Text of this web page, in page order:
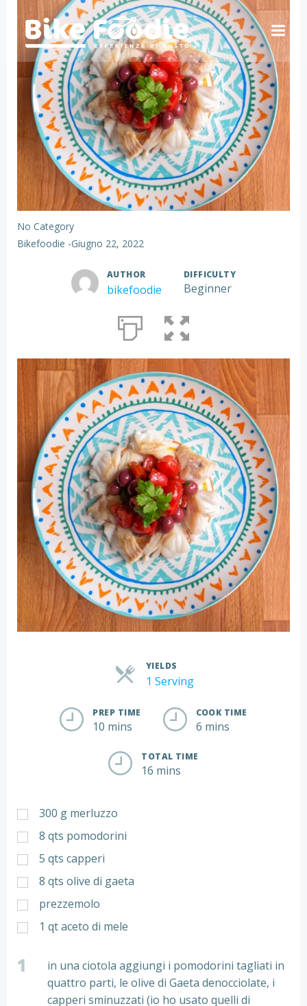
Vai
al
contenuto
No Category
Bikefoodie -Giugno 22, 2022
AUTHOR
bikefoodie
DIFFICULTY
Beginner
YIELDS
1 ServingServings
PREP TIME
10 mins
COOK TIME
6 mins
TOTAL TIME
16 mins
300 g merluzzo
8 qts pomodorini
5 qts capperi
8 qts olive di gaeta
prezzemolo
1 qtaceto di mele
1
in una ciotola aggiungi i pomodorini tagliati in
quattro parti, le olive di Gaeta denocciolate, i
capperi sminuzzati (io ho usato quelli di